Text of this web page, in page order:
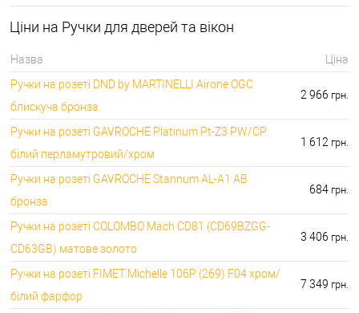
🔐Накладки на
🔑 самий дешевий: 76.00 грн. самий дорогий:
⭐Аксесуари для ручок:
🔑 самий дешевий: 50.00 грн. самий дорогий:
1442.00 грн.
Ціни на Ручки для дверей та вікон
Назва
Ціна
Ручки на розеті DND by MARTINELLI Aironе OGC
блискуча бронза
2 966 грн.
Ручки на розеті GAVROCHE Platinum Pt-Z3 PW/CP
білий перламутровий/хром
1 612 грн.
Ручки на розеті GAVROCHE Stannum AL-A1 AB
бронза
684 грн.
Ручки на розеті COLOMBO Mach CD81 (CD69BZGG-
CD63GB) матове золото
3 406 грн.
Ручки на розеті FIMET Michelle 106P (269) F04 хром/
білий фарфор
7 349 грн.